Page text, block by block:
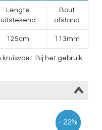
Lengte
uitstekend
Bout
afstand
125cm 113mm
Bij het gebruik
- 12%
- 22%